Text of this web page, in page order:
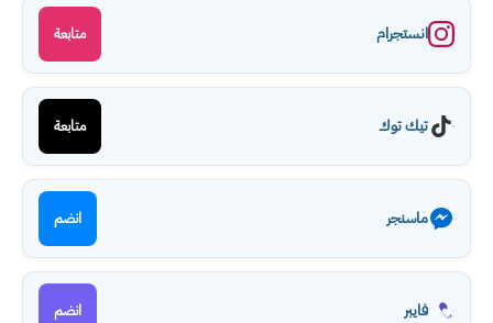
انستجرام متابعة
تيك توك متابعة
ماسنجر انضم
فايبر انضم